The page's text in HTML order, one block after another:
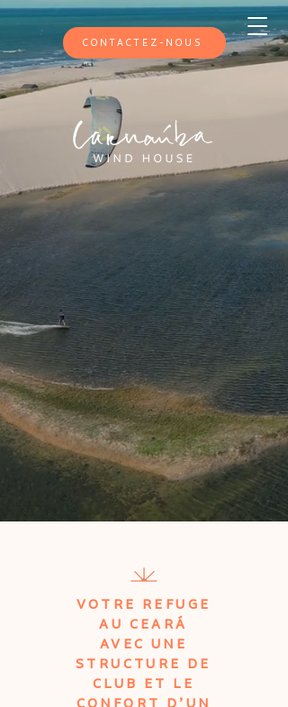
VOTRE REFUGE
AU CEARÁ
AVEC UNE
STRUCTURE DE
CLUB ET LE
CONTACTEZ-NOUS